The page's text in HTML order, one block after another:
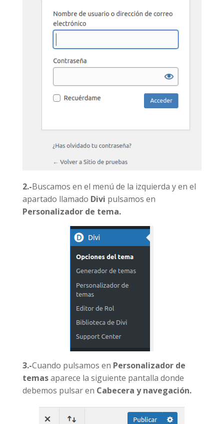
2.-Buscamos en el menú de la izquierda y en el
apartado llamado Divi pulsamos en
Personalizador de tema.
3.-Cuando pulsamos en Personalizador de
temasaparece la siguiente pantalla donde
debemos pulsar en Cabecera y navegación.